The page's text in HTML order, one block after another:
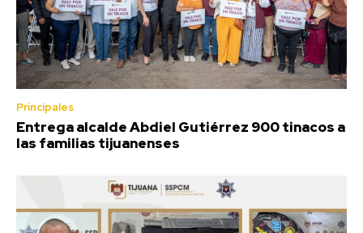
Principales
Entrega alcalde Abdiel Gutiérrez 900 tinacos a
las familias tijuanenses